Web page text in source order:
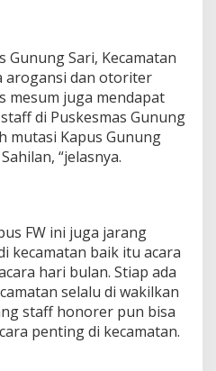
Gunung Sari, Kecamatan
arogansi dan otoriter
mesum juga mendapat
di Puskesmas Gunung
mutasi Kapus Gunung
“jelasnya.
FW ini juga jarang
kecamatan baik itu acara
hari bulan. Stiap ada
selalu di wakilkan
staff honorer pun bisa
penting di kecamatan.